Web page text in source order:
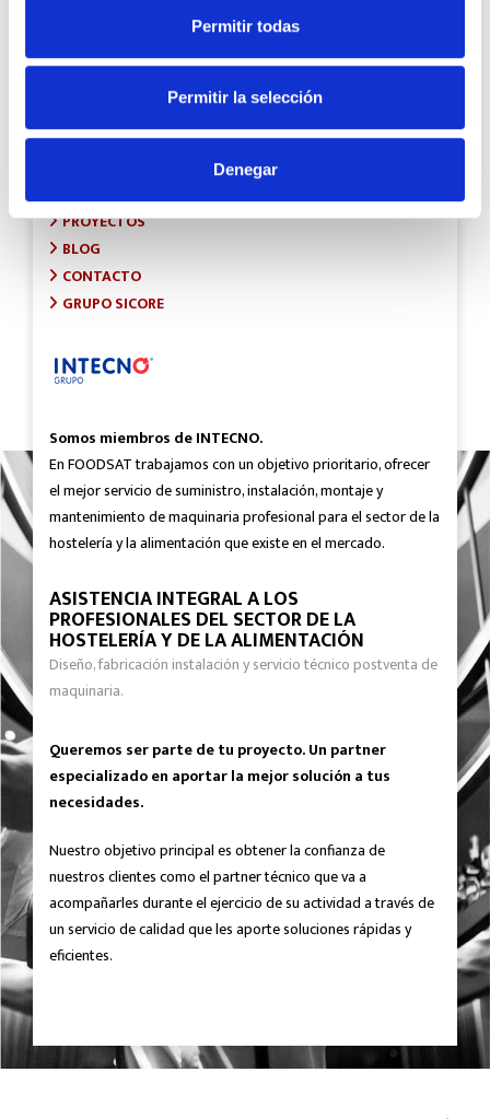
Permitir todas
Permitir la selección
Denegar
Soluciones en equipamiento
de Hostelería y frío industrial.
INICIO
PROYECTOS
BLOG
CONTACTO
GRUPO SICORE
Somos miembros de INTECNO.
En FOODSAT trabajamos con un objetivo prioritario, ofrecer
el mejor servicio de suministro, instalación, montaje y
mantenimiento de maquinaria profesional para el sector de la
hostelería y la alimentación que existe en el mercado.
ASISTENCIA INTEGRAL A LOS
PROFESIONALES DEL SECTOR DE LA
HOSTELERÍA Y DE LA ALIMENTACIÓN
Diseño, fabricación instalación y servicio técnico postventa de
maquinaria.
Queremos ser parte de tu proyecto. Un partner
especializado en aportar la mejor solución a tus
necesidades.
Nuestro objetivo principal es obtener la confianza de
nuestros clientes como el partner técnico que va a
acompañarles durante el ejercicio de su actividad a través de
un servicio de calidad que les aporte soluciones rápidas y
eficientes.